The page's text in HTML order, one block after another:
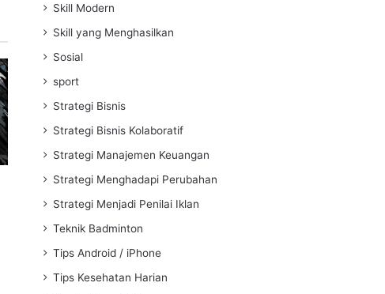
Skill Modern
Skill yang Menghasilkan
Sosial
sport
Strategi Bisnis
Strategi Bisnis Kolaboratif
Strategi Manajemen Keuangan
Strategi Menghadapi Perubahan
Strategi Menjadi Penilai Iklan
Teknik Badminton
Tips Android / iPhone
Tips Kesehatan Harian